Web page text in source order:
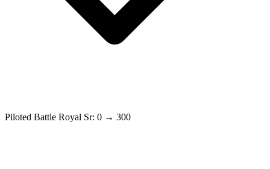
Piloted Battle Royal Sr: 0 → 300